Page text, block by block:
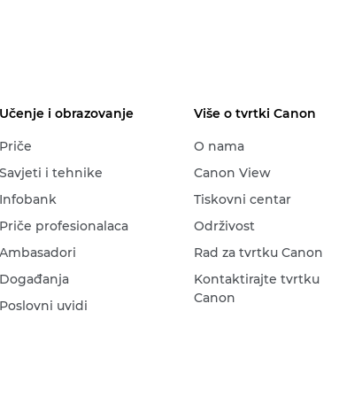
Učenje i obrazovanje
Priče
Savjeti i tehnike
Infobank
Priče profesionalaca
Ambasadori
Događanja
Poslovni uvidi
Više o tvrtki Canon
O nama
Canon View
Tiskovni centar
Održivost
Rad za tvrtku Canon
Kontaktirajte tvrtku
Canon